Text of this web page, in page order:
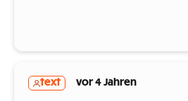
text vor 4 Jahren